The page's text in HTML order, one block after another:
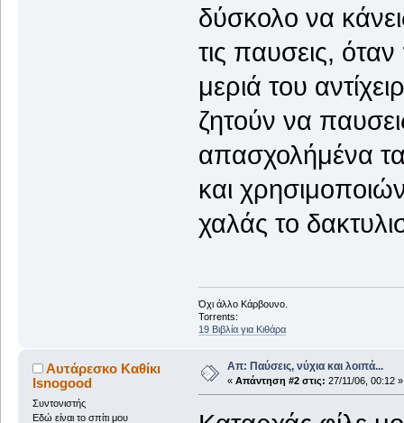
δύσκολο να
τις παυσεις,
μεριά του
ζητούν να
απασχολήμένα
και
χαλάς το
Όχι άλλο Κάρβουνο.
Torrents:
19 Βιβλία για Κιθάρα
Αυτάρεσκο Καθίκι
Isnogood
Συντονιστής
Εδώ είναι το σπίτι μου
Απ: Παύσεις, νύχια και λοιπά...
« Απάντηση #2 στις: 27/11/06, 00:12 »